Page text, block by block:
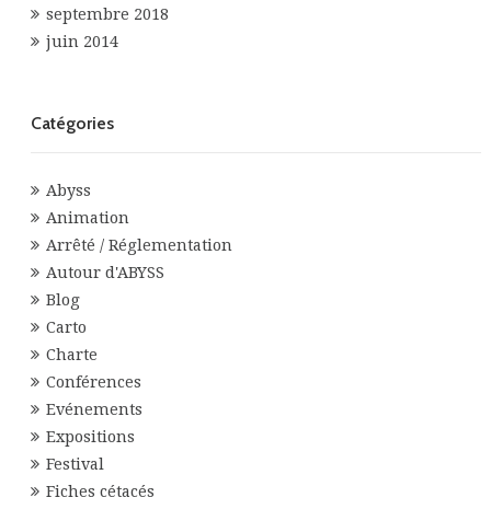
septembre 2018
juin 2014
Catégories
Abyss
Animation
Arrêté / Réglementation
Autour d'ABYSS
Blog
Carto
Charte
Conférences
Evénements
Expositions
Festival
Fiches cétacés